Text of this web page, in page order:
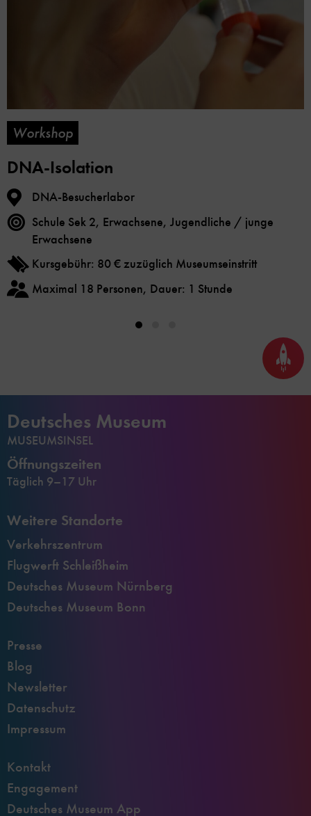
Workshop
DNA-Isolation
DNA-Besucherlabor
Schule Sek 2, Erwachsene, Jugendliche / junge
Erwachsene
Kursgebühr: 80 € zuzüglich Museumseinstritt
Maximal 18 Personen, Dauer: 1 Stunde
Seite
nach
oben
Deutsches Museum
MUSEUMSINSEL
Öffnungszeiten
Täglich 9–17 Uhr
Weitere Standorte
Verkehrszentrum
Flugwerft Schleißheim
Deutsches Museum Nürnberg
Deutsches Museum Bonn
Presse
Blog
Newsletter
Datenschutz
Impressum
Kontakt
Engagement
Deutsches Museum App